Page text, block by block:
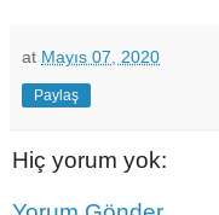
at Mayıs 07, 2020
Paylaş
Hiç yorum yok: